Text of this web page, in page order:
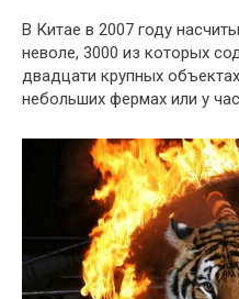
В Китае в 2007 году
неволе, 3000 из которых
двадцати крупных
небольших фермах или у